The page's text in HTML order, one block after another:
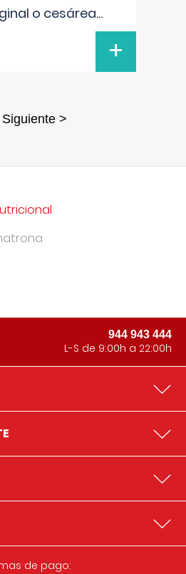
o cesárea...
+
Siguiente >
944 943 444
L-S de 9:00h a 22:00h
de pago: